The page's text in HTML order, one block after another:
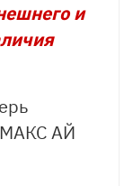
и
АЙ